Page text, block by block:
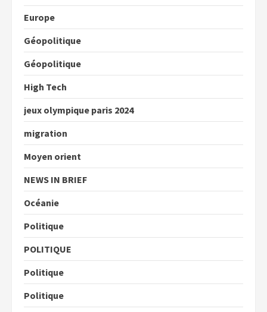
Europe
Géopolitique
Géopolitique
High Tech
jeux olympique paris 2024
migration
Moyen orient
NEWS IN BRIEF
Océanie
Politique
POLITIQUE
Politique
Politique